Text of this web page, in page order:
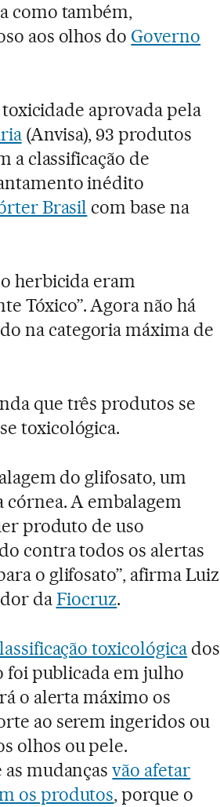
como também,
aos olhos do Governo
aprovada pela
(Anvisa), 93 produtos
a classificação de
inédito
Brasil com base na
herbicida eram
Tóxico”. Agora não há
na categoria máxima de
que três produtos se
toxicológica.
do glifosato, um
A embalagem
produto de uso
contra todos os alertas
o glifosato”, afirma Luiz
daFiocruz.
toxicológica dos
foi publicada em julho
o alerta máximo os
ao serem ingeridos ou
olhos ou pele.
as mudançasvão afetar
os produtos, porque o